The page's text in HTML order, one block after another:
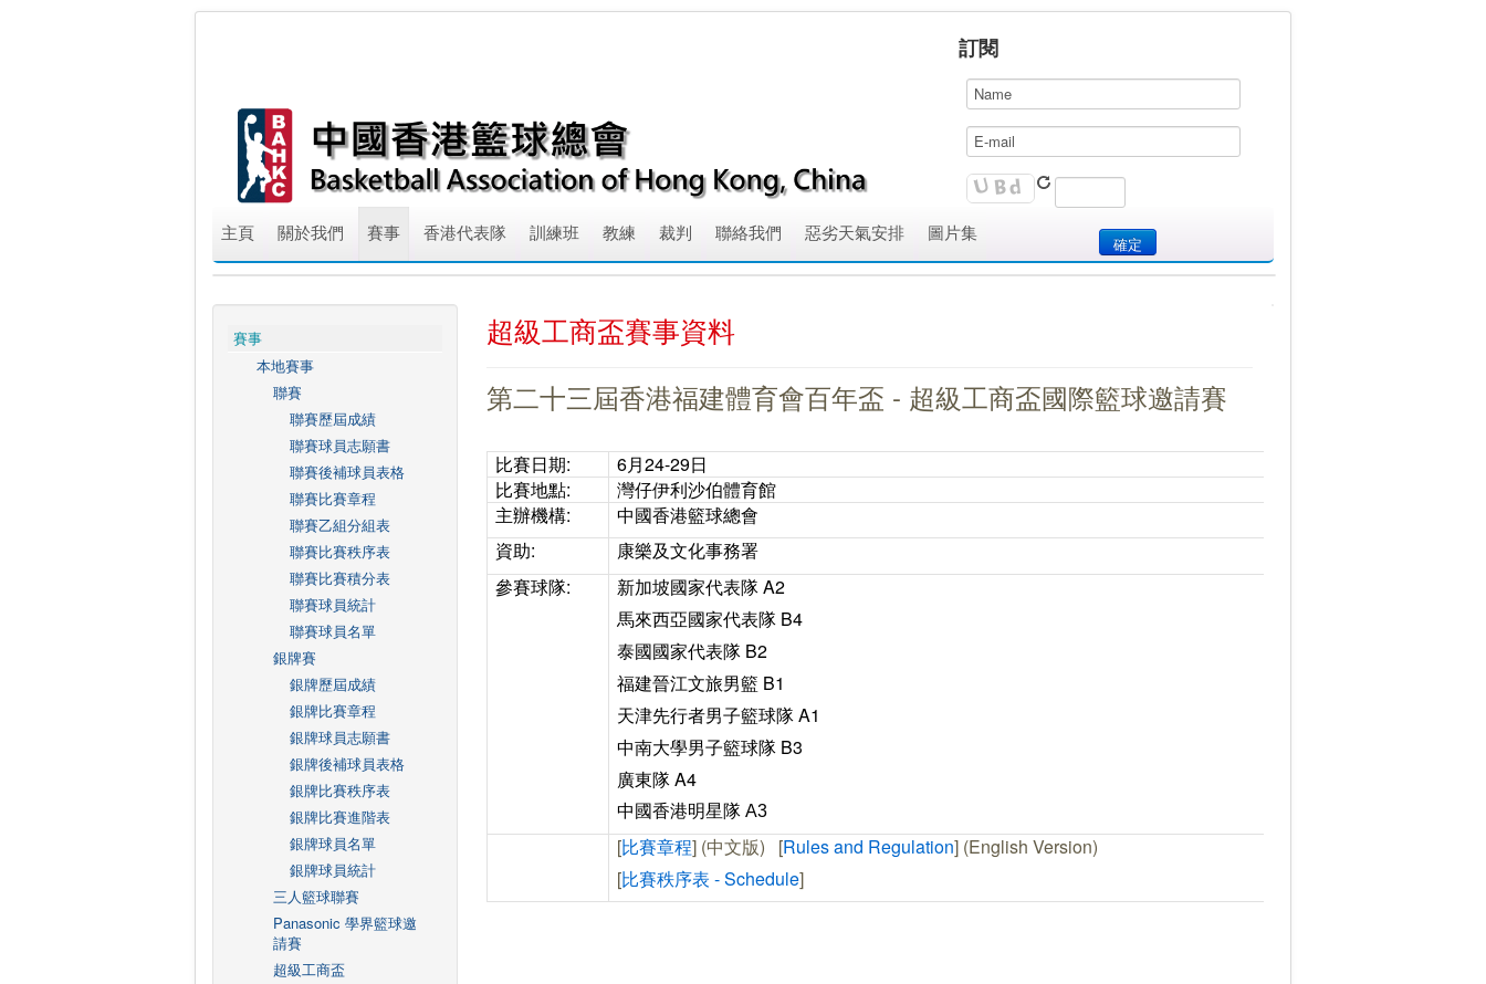
訂閱
主頁 關於我們 賽事 香港代表隊 訓練班 教練 裁判 聯絡我們 惡劣天氣安排 圖片集
賽事
本地賽事
聯賽
聯賽歷屆成績
聯賽球員志願書
聯賽後補球員表格
聯賽比賽章程
聯賽乙組分組表
聯賽比賽秩序表
聯賽比賽積分表
聯賽球員統計
聯賽球員名單
銀牌賽
銀牌歷屆成績
銀牌比賽章程
銀牌球員志願書
銀牌後補球員表格
銀牌比賽秩序表
銀牌比賽進階表
銀牌球員名單
銀牌球員統計
三人籃球聯賽
Panasonic 學界籃球邀
請賽
超級工商盃
超級工商盃賽事資料
第二十三屆香港福建體育會百年盃 - 超級工商盃國際籃球邀請賽
比賽日期:
6月24-29日
比賽地點:
灣仔伊利沙伯體育館
主辦機構:
中國香港籃球總會
資助:
康樂及文化事務署
參賽球隊:
新加坡國家代表隊 A2
馬來西亞國家代表隊 B4
泰國國家代表隊 B2
福建晉江文旅男籃 B1
天津先行者男子籃球隊 A1
中南大學男子籃球隊 B3
廣東隊 A4
中國香港明星隊 A3
[比賽章程] (中文版) [Rules and Regulation] (English Version)
[比賽秩序表 -Schedule]